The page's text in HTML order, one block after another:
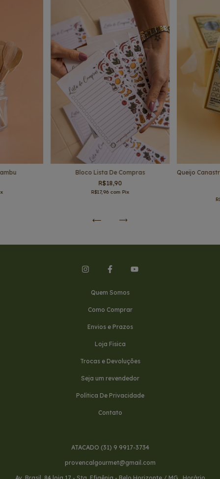
Bloco Lista De Compras
R$18,90
R$17,96 com Pix
Queijo
Quem Somos
Como Comprar
Envios e Prazos
Loja Fisica
Trocas e Devoluções
Seja um revendedor
Política De Privacidade
Contato
ATACADO (31) 9 9917-3734
provencalgourmet@gmail.com